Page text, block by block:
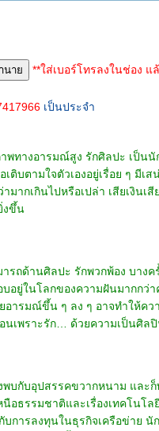
**ใส่เบอร์โทรลงในช่อง แ
เป็นประจำ
ทางอารมณ์สูง รักศิลปะ เป็น
เติบตามใจตัวเองอยู่เรื่อย ๆ
ากเกินไปหรือเปล่า เสียเงิน
งขึ้น
รถด้านศิลปะ รักพวกพ้อง บาง
ยู่ในโลกของความฝันมากกว่า
ารมณ์ขึ้น ๆ ลง ๆ อาจทำให้คว
นเพราะรัก… ด้วยความเป็นศิล
บกับอุปสรรคขวากหนาม และ
นือธรรมชาติและเรื่องเทคโน
บการลงทุนในธุรกิจเครือข่าย